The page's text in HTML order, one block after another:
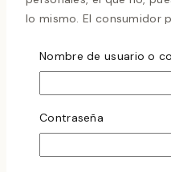
lo mismo. El consumidor
algunos les de igual. Pero
experiencia el resultado
después de catarlo hace
Nombre de usuario o
Contraseña